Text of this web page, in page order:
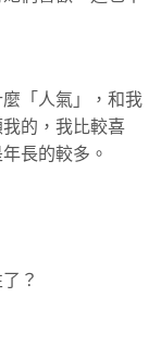
「人氣」，和我
的，我比較喜
長的較多。
？